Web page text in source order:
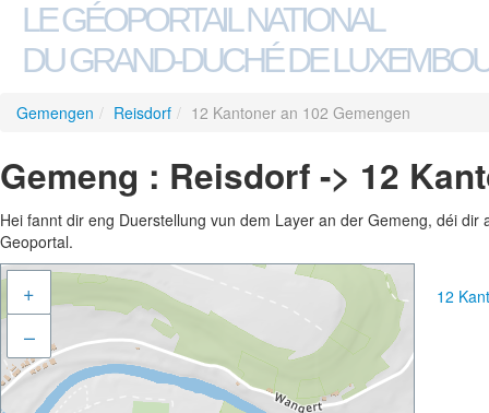
LE GÉOPORTAIL NATIONAL
DU GRAND-DUCHÉ DE
Gemengen / Reisdorf / 12 Kantoner an 102 Gemengen
Gemeng : Reisdorf -> 12
Hei fannt dir eng Duerstellung vun dem Layer an der Gemeng, déi
Geoportal.
+
–
12